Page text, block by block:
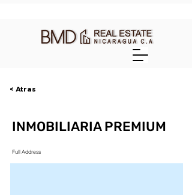
< Atras
INMOBILIARIA PREMIUM
Full Address